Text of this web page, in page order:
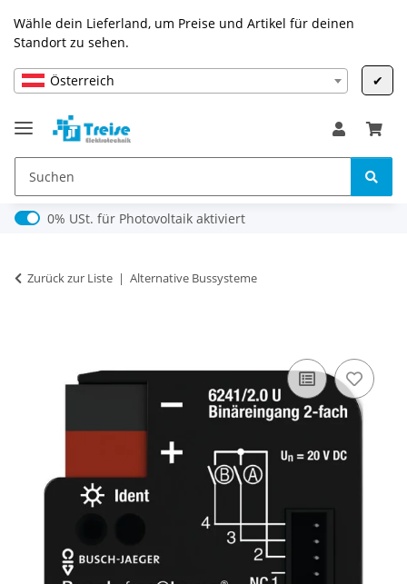
Wähle dein Lieferland, um Preise und Artikel für deinen
Standort zu sehen.
Österreich ✔
0% USt. für Photovoltaik (§ 12 Abs. 3 UStG)
0% USt. für Photovoltaik aktiviert
Zurück zur Liste Alternative Bussysteme